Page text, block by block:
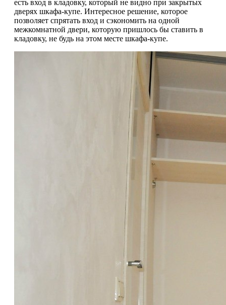
есть вход в кладовку, который не видно при закрытых
дверях шкафа-купе. Интересное решение, которое
позволяет спрятать вход и сэкономить на одной
межкомнатной двери, которую пришлось бы ставить в
кладовку, не будь на этом месте шкафа-купе.